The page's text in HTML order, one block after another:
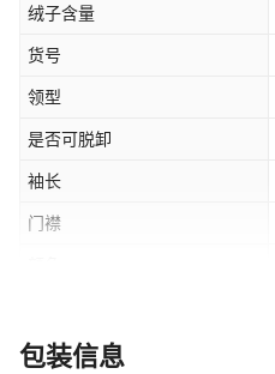
绒子含量
货号
领型
是否可脱卸
袖长
门襟
袖型
包装信息